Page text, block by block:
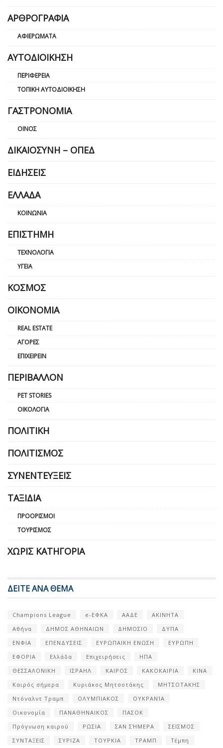
ΑΡΘΡΟΓΡΑΦΊΑ
ΑΦΙΕΡΏΜΑΤΑ
ΑΥΤΟΔΙΟΊΚΗΣΗ
ΠΕΡΙΦΈΡΕΙΑ
ΤΟΠΙΚΉ ΑΥΤΟΔΙΟΊΚΗΣΗ
ΓΑΣΤΡΟΝΟΜΊΑ
ΟΊΝΟΣ
ΔΙΚΑΙΟΣΎΝΗ – ΟΠΕΔ
ΕΙΔΉΣΕΙΣ
ΕΛΛΆΔΑ
ΚΟΙΝΩΝΊΑ
ΕΠΙΣΤΉΜΗ
ΤΕΧΝΟΛΟΓΊΑ
ΥΓΕΊΑ
ΚΌΣΜΟΣ
ΟΙΚΟΝΟΜΊΑ
REAL ESTATE
ΑΓΟΡΈΣ
ΕΠΙΧΕΙΡΕΊΝ
ΠΕΡΙΒΆΛΛΟΝ
PET STORIES
ΟΙΚΟΛΟΓΊΑ
ΠΟΛΙΤΙΚΉ
ΠΟΛΙΤΙΣΜΌΣ
ΣΥΝΕΝΤΕΎΞΕΙΣ
ΤΑΞΊΔΙΑ
ΠΡΟΟΡΙΣΜΟΊ
ΤΟΥΡΙΣΜΌΣ
ΧΩΡΊΣ ΚΑΤΗΓΟΡΊΑ
ΔΕΙΤΕ ΑΝΑ ΘΕΜΑ
Champions League e-ΕΦΚΑ ΑΑΔΕ
ΑΚΙΝΗΤΑ
Αθήνα
ΔΗΜΟΣ ΑΘΗΝΑΙΩΝ ΔΗΜΟΣΙΟ
ΔΥΠΑ
ΕΝΦΙΑ
ΕΠΕΝΔΥΣΕΙΣ ΕΥΡΩΠΑΪΚΗ ΕΝΩΣΗ
ΕΥΡΩΠΗ
ΕΦΟΡΙΑ
Ελλάδα Επιχειρήσεις
ΗΠΑ
ΘΕΣΣΑΛΟΝΙΚΗ
ΙΣΡΑΗΛ ΚΑΙΡΟΣ ΚΑΚΟΚΑΙΡΙΑ
ΚΙΝΑ
Καιρός σήμερα
Κυριάκος Μητσοτάκης
ΜΗΤΣΟΤΑΚΗΣ
Ντόναλντ Τραμπ
ΟΛΥΜΠΙΑΚΟΣ
ΟΥΚΡΑΝΊΑ
Οικονομία
ΠΑΝΑΘΗΝΑΙΚΟΣ
ΠΑΣΟΚ
Πρόγνωση καιρού
ΡΩΣΙΑ ΣΑΝ ΣΉΜΕΡΑ
ΣΕΙΣΜΟΣ
ΣΥΝΤΑΞΕΙΣ
ΣΥΡΙΖΑ ΤΟΥΡΚΙΑ ΤΡΑΜΠ
Τέμπη